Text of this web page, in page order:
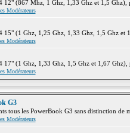
12" (867 Mhz, 1 Ghz, 1,33 Ghz et 1,5 Ghz),
Modérateurs
15" (1 Ghz, 1,25 Ghz, 1,33 Ghz, 1,5 Ghz et
Modérateurs
17" (1 Ghz, 1,33 Ghz, 1,5 Ghz et 1,67 Ghz),
Modérateurs
G3
tous les PowerBook G3 sans distinction de
Modérateurs